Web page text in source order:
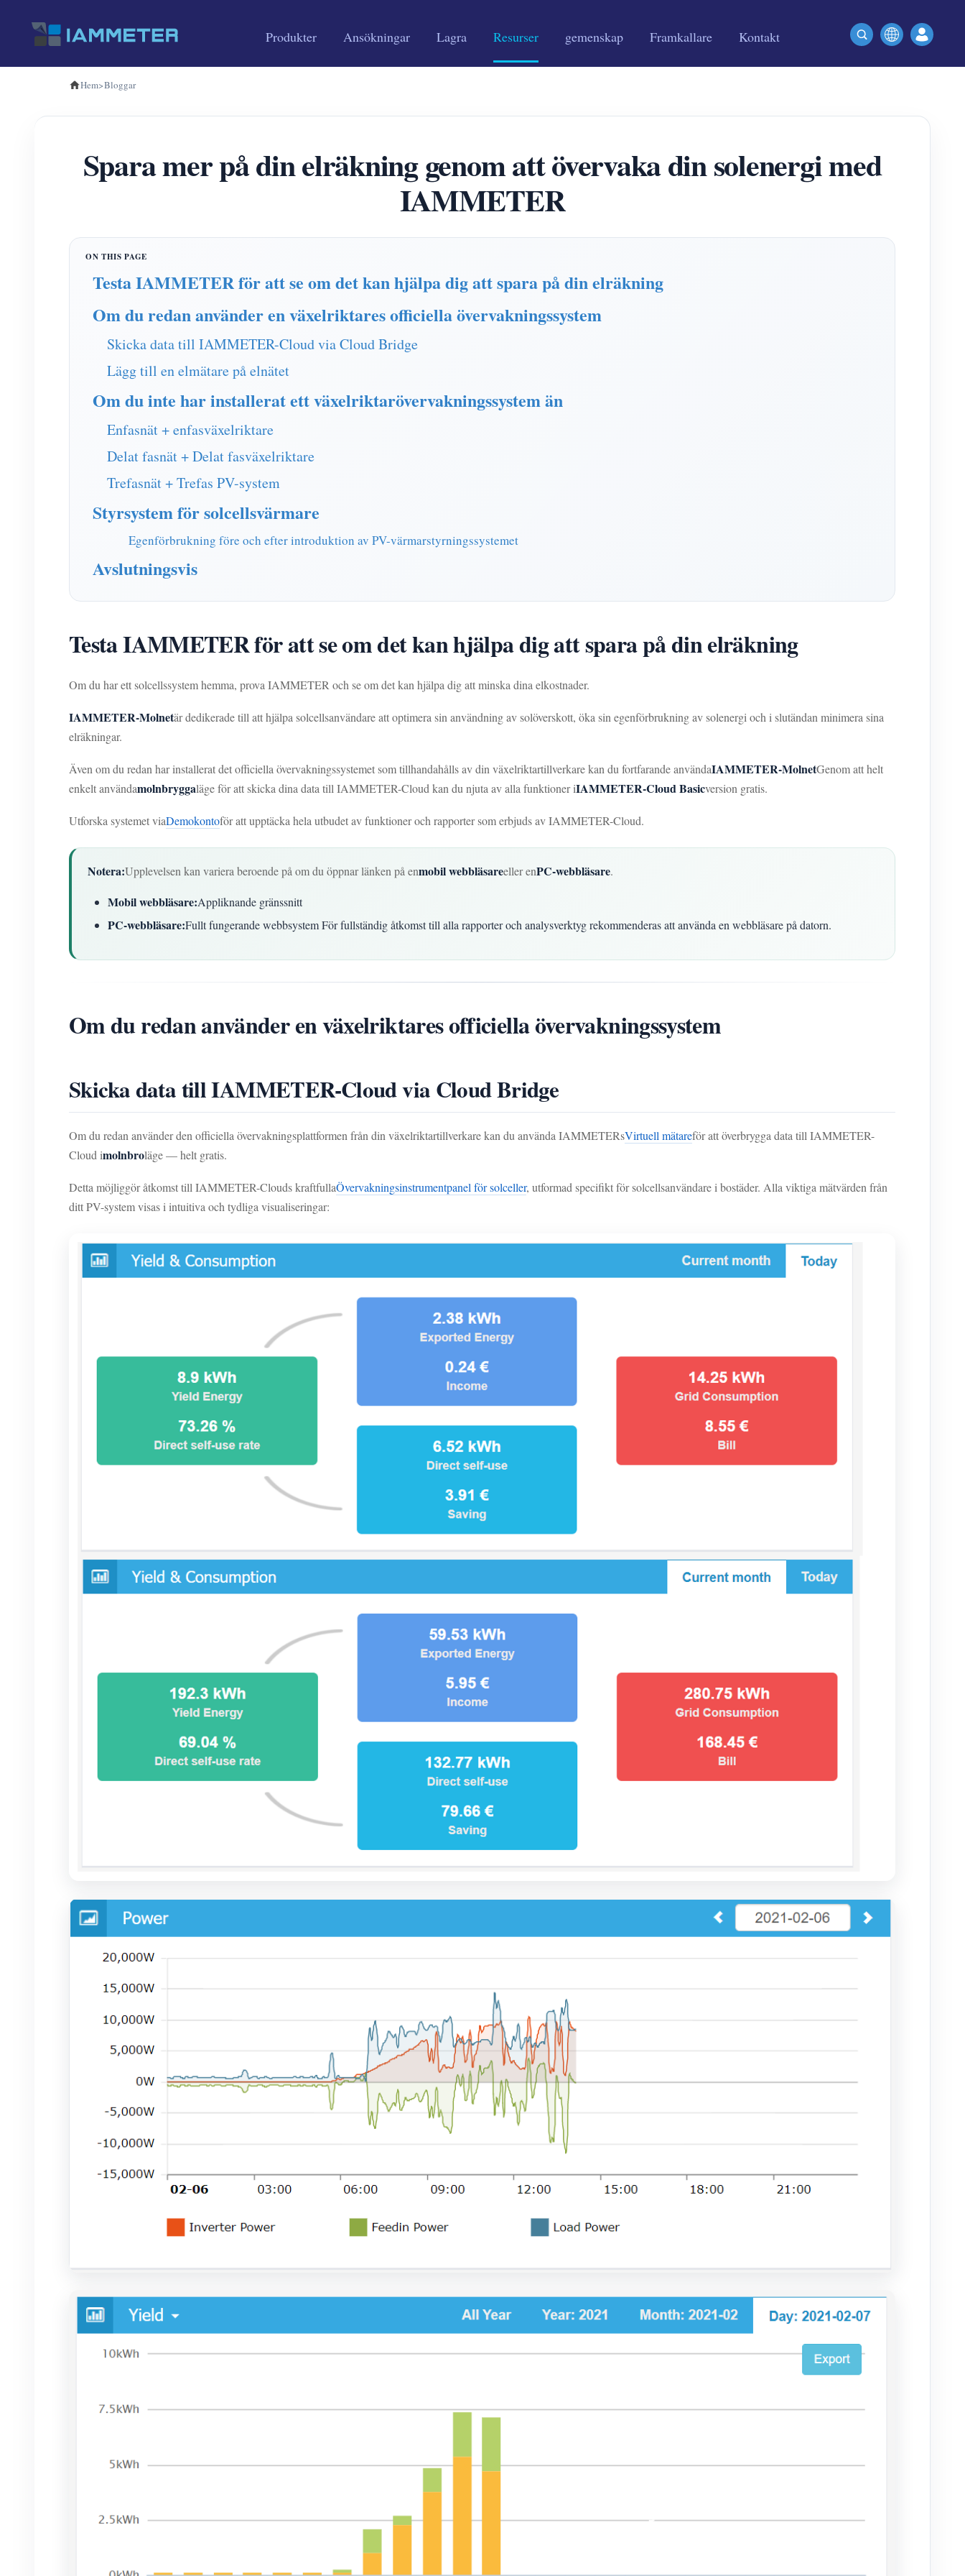
Produkter Ansökningar Lagra Resurser gemenskap Framkallare Kontakt
Hem>Bloggar
Spara mer på din elräkning genom att övervaka din solenergi med
IAMMETER
Testa IAMMETER för att se om det kan hjälpa dig att spara på din elräkning
Om du redan använder en växelriktares officiella övervakningssystem
Skicka data till IAMMETER-Cloud via Cloud Bridge
Lägg till en elmätare på elnätet
Om du inte har installerat ett växelriktarövervakningssystem än
Enfasnät + enfasväxelriktare
Delat fasnät + Delat fasväxelriktare
Trefasnät + Trefas PV-system
Styrsystem för solcellsvärmare
Egenförbrukning före och efter introduktion av PV-värmarstyrningssystemet
Avslutningsvis
Testa IAMMETER för att se om det kan hjälpa dig att spara på din elräkning
Om du har ett solcellssystem hemma, prova IAMMETER och se om det kan hjälpa dig att minska dina elkostnader.
IAMMETER-Molnetär dedikerade till att hjälpa solcellsanvändare att optimera sin användning av solöverskott, öka sin egenförbrukning av solenergi och i slutändan minimera sina
elräkningar.
Även om du redan har installerat det officiella övervakningssystemet som tillhandahålls av din växelriktartillverkare kan du fortfarande användaIAMMETER-MolnetGenom att helt
enkelt användamolnbryggaläge för att skicka dina data till IAMMETER-Cloud kan du njuta av alla funktioner iIAMMETER-Cloud Basicversion gratis.
Utforska systemet viaDemokontoför att upptäcka hela utbudet av funktioner och rapporter som erbjuds av IAMMETER-Cloud.
Notera:Upplevelsen kan variera beroende på om du öppnar länken på enmobil webbläsareeller enPC-webbläsare.
Mobil webbläsare:Appliknande gränssnitt
PC-webbläsare:Fullt fungerande webbsystem För fullständig åtkomst till alla rapporter och analysverktyg rekommenderas att använda en webbläsare på datorn.
Om du redan använder en växelriktares officiella övervakningssystem
Skicka data till IAMMETER-Cloud via Cloud Bridge
Om du redan använder den officiella övervakningsplattformen från din växelriktartillverkare kan du använda IAMMETERsVirtuell mätareför att överbrygga data till IAMMETER-
Cloud imolnbroläge — helt gratis.
Detta möjliggör åtkomst till IAMMETER-Clouds kraftfullaÖvervakningsinstrumentpanel för solceller, utformad specifikt för solcellsanvändare i bostäder. Alla viktiga mätvärden från
ditt PV-system visas i intuitiva och tydliga visualiseringar: